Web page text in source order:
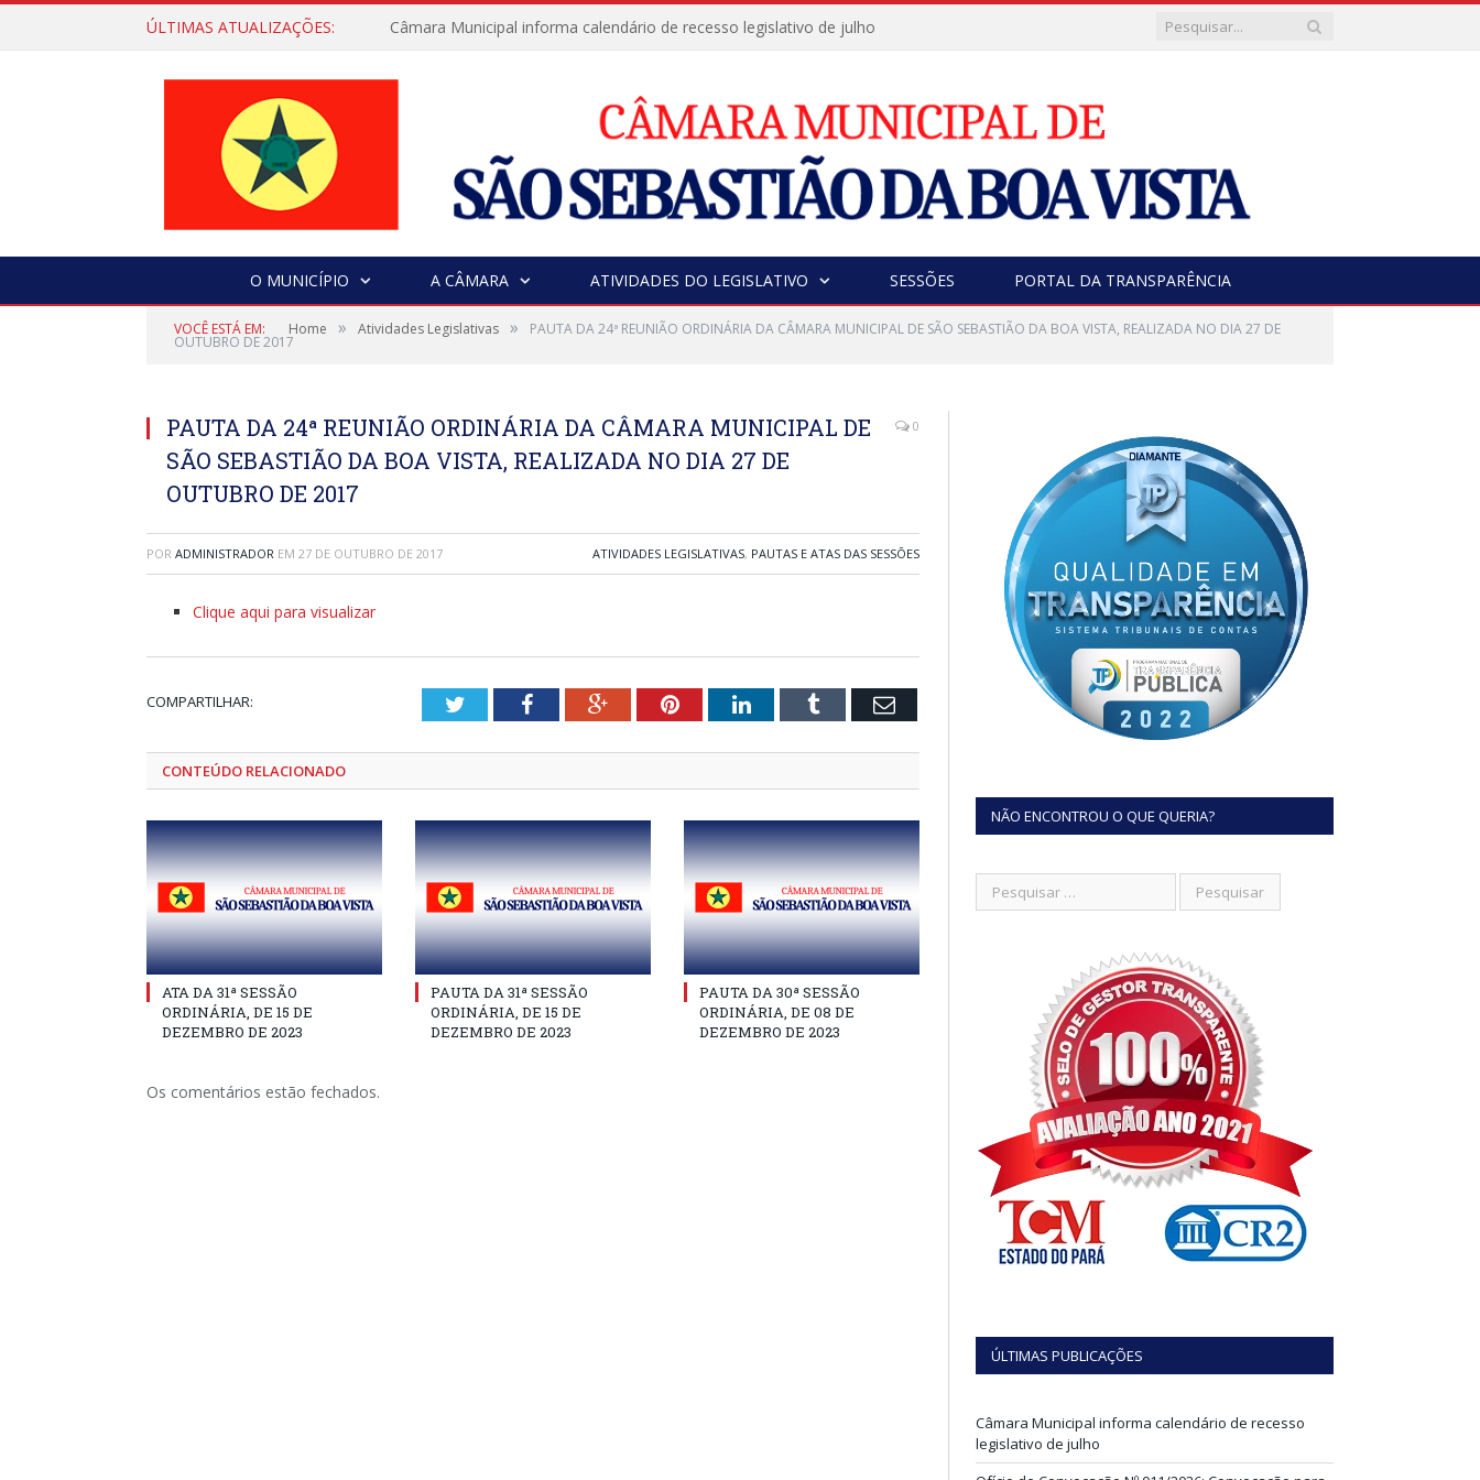
ÚLTIMAS ATUALIZAÇÕES: Câmara Municipal informa calendário de recesso legislativo de julho
O MUNICÍPIO A CÂMARA ATIVIDADES DO LEGISLATIVO SESSÕES PORTAL DA TRANSPARÊNCIA
VOCÊ ESTÁ EM: Home » Atividades Legislativas » PAUTA DA 24ª REUNIÃO ORDINÁRIA DA CÂMARA MUNICIPAL DE SÃO SEBASTIÃO DA BOA VISTA, REALIZADA NO DIA 27 DE
OUTUBRO DE 2017
PAUTA DA 24ª REUNIÃO ORDINÁRIA DA CÂMARA MUNICIPAL DE
SÃO SEBASTIÃO DA BOA VISTA, REALIZADA NO DIA 27 DE
OUTUBRO DE 2017
0
POR ADMINISTRADOR EM 27 DE OUTUBRO DE 2017 ATIVIDADES LEGISLATIVAS, PAUTAS E ATAS DAS SESSÕES
Clique aqui para visualizar
COMPARTILHAR: TwitterFacebookGoogle+PinterestLinkedInTumblr Email
CONTEÚDO RELACIONADO
ATA DA 31ª SESSÃO
ORDINÁRIA, DE 15 DE
DEZEMBRO DE 2023
PAUTA DA 31ª SESSÃO
ORDINÁRIA, DE 15 DE
DEZEMBRO DE 2023
PAUTA DA 30ª SESSÃO
ORDINÁRIA, DE 08 DE
DEZEMBRO DE 2023
Os comentários estão fechados.
NÃO ENCONTROU O QUE QUERIA?
ÚLTIMAS PUBLICAÇÕES
Câmara Municipal informa calendário de recesso
legislativo de julho